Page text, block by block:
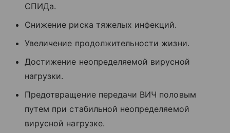
СПИДа.
Снижение риска тяжелых инфекций.
Увеличение продолжительности жизни.
Достижение неопределяемой вирусной
нагрузки.
Предотвращение передачи ВИЧ половым
путем при стабильной неопределяемой
вирусной нагрузке.